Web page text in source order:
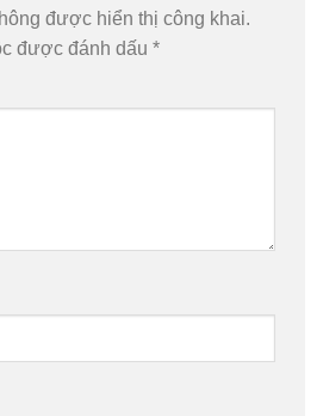
được hiển thị công khai.
được đánh dấu *